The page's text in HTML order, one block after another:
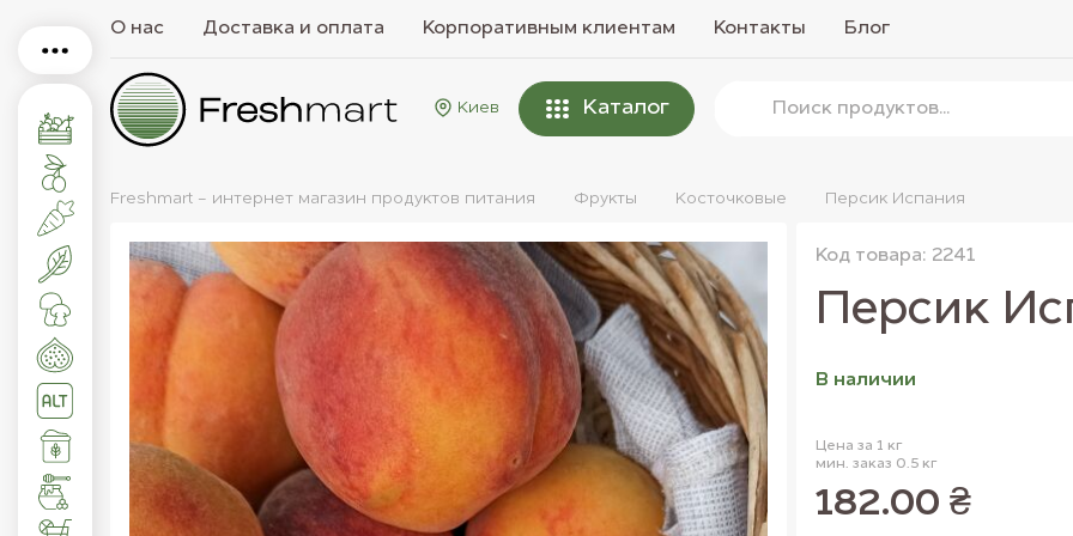
О нас Доставка и оплата Корпоративным клиентам Контакты Блог
Киев Каталог
Freshmart - интернет магазин продуктов питания Фрукты Косточковые Персик Испания
Персик
Код товара: 2241
В наличии
Цена за 1 кг
мин. заказ 0.5 кг
182.00 ₴